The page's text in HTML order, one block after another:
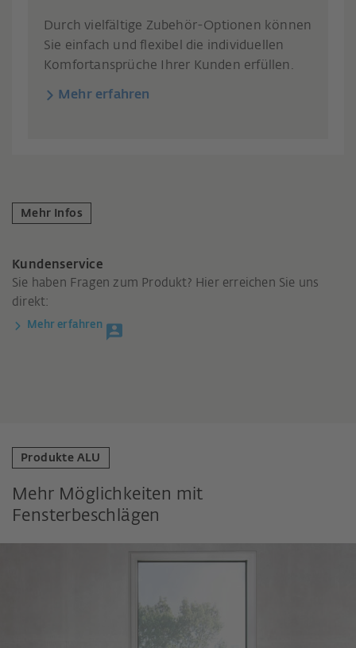
Durch vielfältige Zubehör-Optionen können
Sie einfach und flexibel die individuellen
Komfortansprüche Ihrer Kunden erfüllen.
Mehr erfahren
Mehr Infos
Kundenservice
Sie haben Fragen zum Produkt? Hier erreichen Sie uns
direkt:
Mehr erfahren
Produkte ALU
Mehr Möglichkeiten mit
Fensterbeschlägen